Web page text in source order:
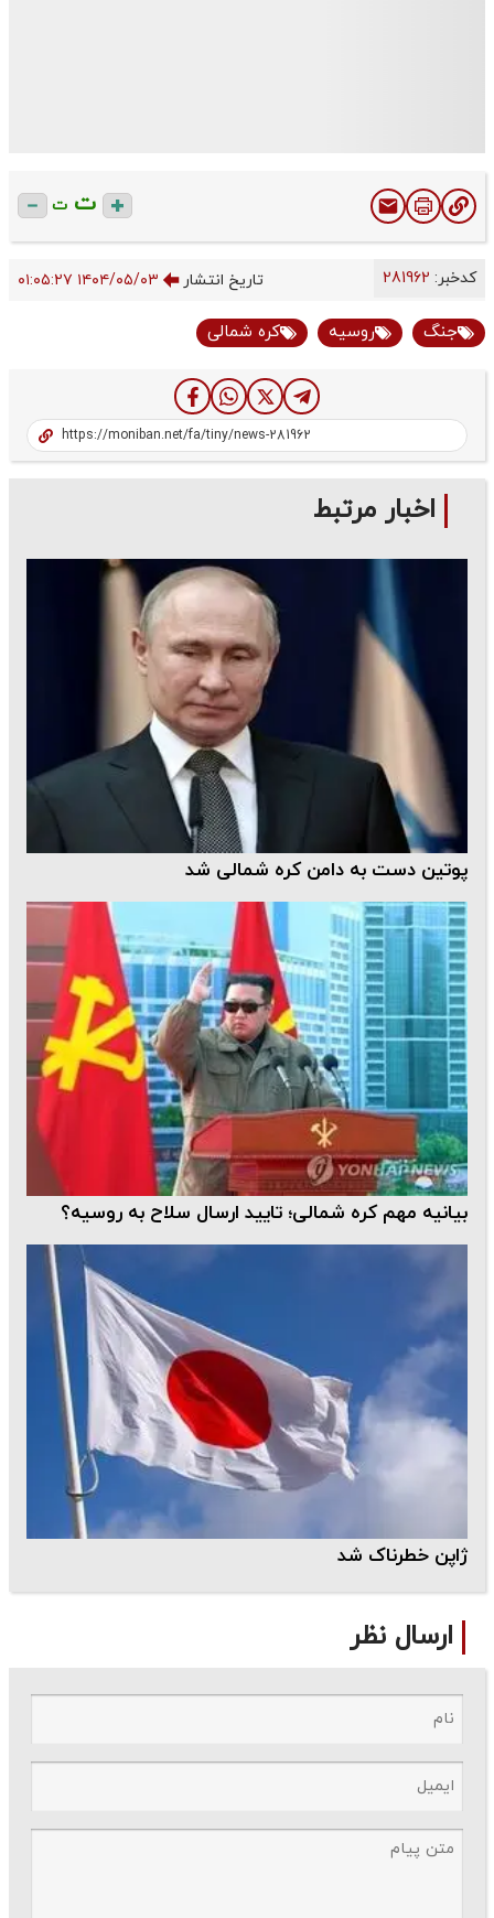
ت ت
کدخبر: تاریخ انتشار ۱۴۰۴/۰۵/۰۳ ۰۱:۰۵:۲۷
جنگ روسیه کره شمالی
اخبار مرتبط
پوتین دست به دامن کره شمالی شد
بیانیه مهم کره شمالی؛ تایید ارسال سلاح به روسیه؟
ژاپن خطرناک شد
ارسال نظر